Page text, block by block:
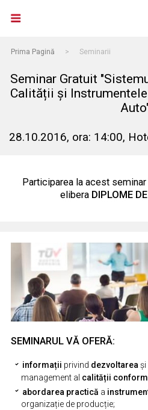
Prima Pagină > Seminarii
Seminar Gratuit
Calității și
28.10.2016, ora: 14:00,
Participarea la acest
elibera DIPLOME
SEMINARUL VĂ OFERĂ:
informații privind dezvoltarea și
management al calității conform
abordarea practică a
organizație de producție;